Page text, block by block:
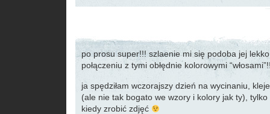
po prosu super!!! szlaenie mi się podoba jej
połączeniu z tymi obłędnie kolorowymi
ja spędziłam wczorajszy dzień na wycinaniu,
(ale nie tak bogato we wzory i kolory jak ty),
kiedy zrobić zdjęć